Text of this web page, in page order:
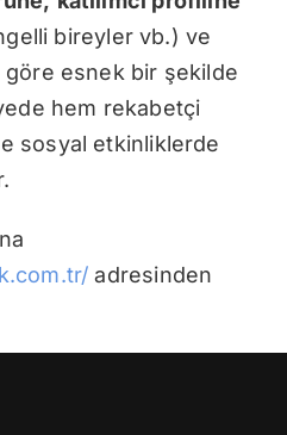
bireyler vb.) ve
göre esnek bir şekilde
hem rekabetçi
sosyal etkinliklerde
adresinden